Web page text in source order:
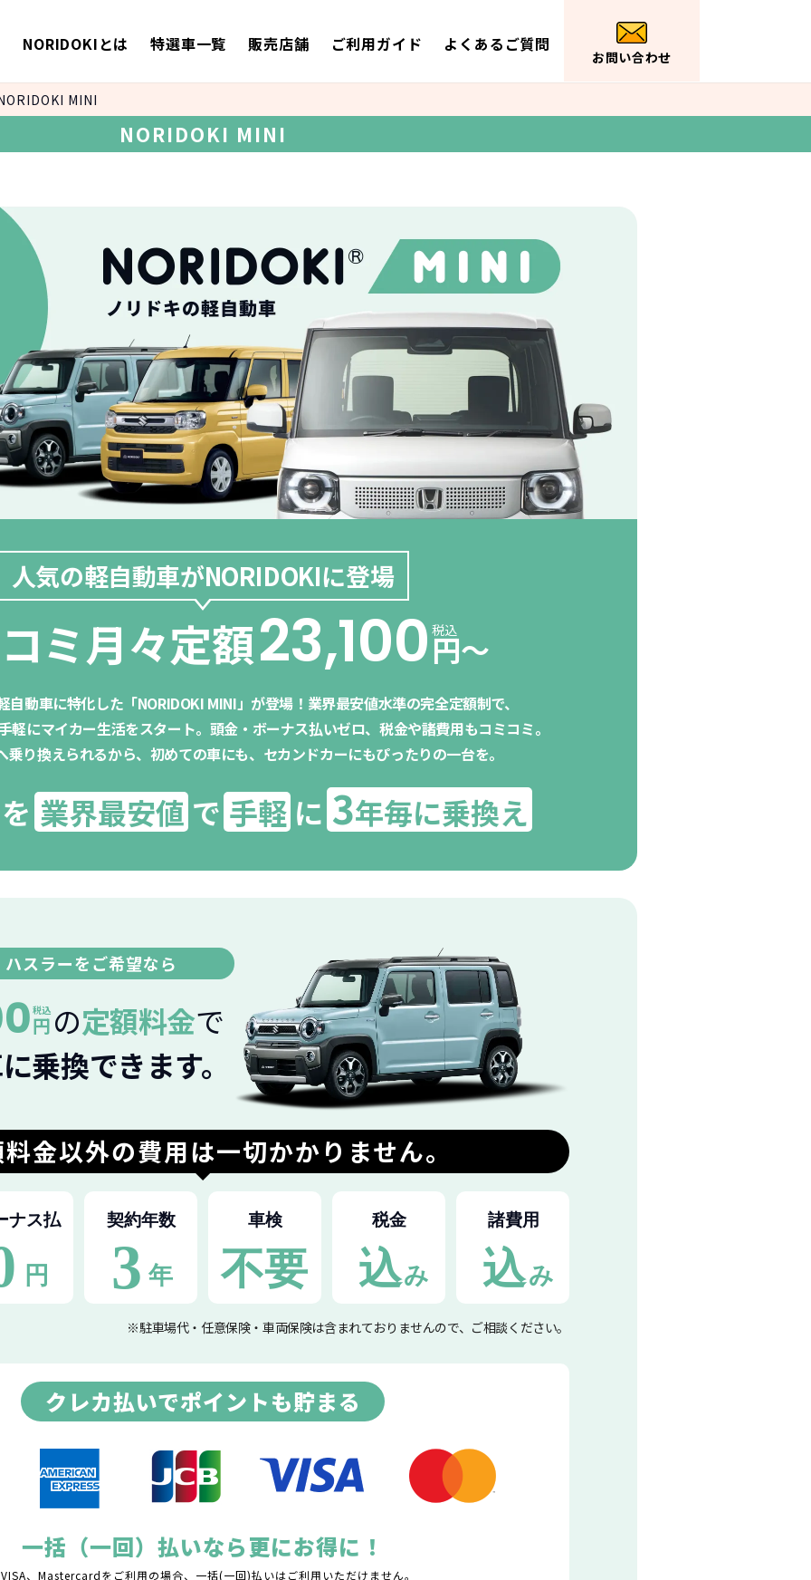
NORIDOKIとは 特選車一覧 販売店舗 ご利用ガイド よくあるご質問
お問い合わせ
MINI
NORIDOKI MINI
人気の軽自動車がNORIDOKIに登場
ミ月々定額23,100円〜
税込
自動車に特化した「NORIDOKI MINI」が登場！業界最安値水準の完全定額制で、
軽にマイカー生活をスタート。頭金・ボーナス払いゼロ、税金や諸費用もコミコミ。
乗り換えられるから、初めての車にも、セカンドカーにもぴったりの一台を。
を 業界最安値 で 手軽 に 3年毎に乗換え
スラーをご希望なら
円
税込 の定額料金で
乗換できます。
金以外の費用は一切かかりません。
※駐車場代・任意保険・車両保険は含まれておりませんので、ご相談ください。
クレカ払いでポイントも貯まる
一括（一回）払いなら更にお得に！
、Mastercardをご利用の場合、一括(一回)払いはご利用いただけません。